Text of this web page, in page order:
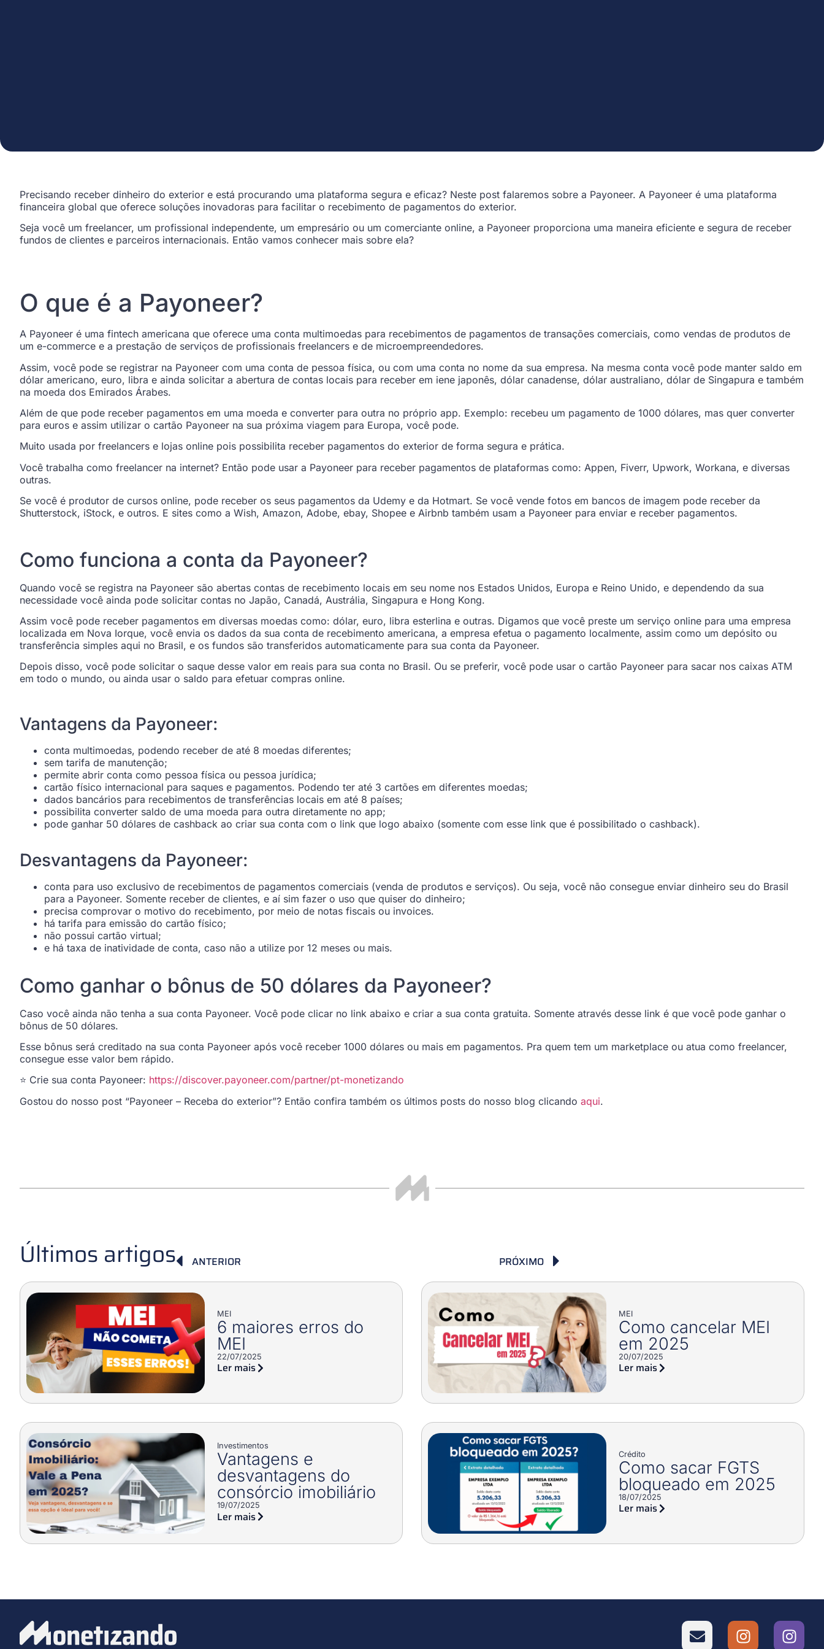
Precisando receber dinheiro do exterior e está procurando uma plataforma segura e eficaz? Neste post falaremos sobre a Payoneer. A Payoneer é uma plataforma
financeira global que oferece soluções inovadoras para facilitar o recebimento de pagamentos do exterior.
Seja você um freelancer, um profissional independente, um empresário ou um comerciante online, a Payoneer proporciona uma maneira eficiente e segura de receber
fundos de clientes e parceiros internacionais. Então vamos conhecer mais sobre ela?
O que é a Payoneer?
A Payoneer é uma fintech americana que oferece uma conta multimoedas para recebimentos de pagamentos de transações comerciais, como vendas de produtos de
um e-commerce e a prestação de serviços de profissionais freelancers e de microempreendedores.
Assim, você pode se registrar na Payoneer com uma conta de pessoa física, ou com uma conta no nome da sua empresa. Na mesma conta você pode manter saldo em
dólar americano, euro, libra e ainda solicitar a abertura de contas locais para receber em iene japonês, dólar canadense, dólar australiano, dólar de Singapura e também
na moeda dos Emirados Árabes.
Além de que pode receber pagamentos em uma moeda e converter para outra no próprio app. Exemplo: recebeu um pagamento de 1000 dólares, mas quer converter
para euros e assim utilizar o cartão Payoneer na sua próxima viagem para Europa, você pode.
Muito usada por freelancers e lojas online pois possibilita receber pagamentos do exterior de forma segura e prática.
Você trabalha como freelancer na internet? Então pode usar a Payoneer para receber pagamentos de plataformas como: Appen, Fiverr, Upwork, Workana, e diversas
outras.
Se você é produtor de cursos online, pode receber os seus pagamentos da Udemy e da Hotmart. Se você vende fotos em bancos de imagem pode receber da
Shutterstock, iStock, e outros. E sites como a Wish, Amazon, Adobe, ebay, Shopee e Airbnb também usam a Payoneer para enviar e receber pagamentos.
Como funciona a conta da Payoneer?
Quando você se registra na Payoneer são abertas contas de recebimento locais em seu nome nos Estados Unidos, Europa e Reino Unido, e dependendo da sua
necessidade você ainda pode solicitar contas no Japão, Canadá, Austrália, Singapura e Hong Kong.
Assim você pode receber pagamentos em diversas moedas como: dólar, euro, libra esterlina e outras. Digamos que você preste um serviço online para uma empresa
localizada em Nova Iorque, você envia os dados da sua conta de recebimento americana, a empresa efetua o pagamento localmente, assim como um depósito ou
transferência simples aqui no Brasil, e os fundos são transferidos automaticamente para sua conta da Payoneer.
Depois disso, você pode solicitar o saque desse valor em reais para sua conta no Brasil. Ou se preferir, você pode usar o cartão Payoneer para sacar nos caixas ATM
em todo o mundo, ou ainda usar o saldo para efetuar compras online.
Vantagens da Payoneer:
conta multimoedas, podendo receber de até 8 moedas diferentes;
sem tarifa de manutenção;
permite abrir conta como pessoa física ou pessoa jurídica;
cartão físico internacional para saques e pagamentos. Podendo ter até 3 cartões em diferentes moedas;
dados bancários para recebimentos de transferências locais em até 8 países;
possibilita converter saldo de uma moeda para outra diretamente no app;
pode ganhar 50 dólares de cashback ao criar sua conta com o link que logo abaixo (somente com esse link que é possibilitado o cashback).
Desvantagens da Payoneer:
conta para uso exclusivo de recebimentos de pagamentos comerciais (venda de produtos e serviços). Ou seja, você não consegue enviar dinheiro seu do Brasil
para a Payoneer. Somente receber de clientes, e aí sim fazer o uso que quiser do dinheiro;
precisa comprovar o motivo do recebimento, por meio de notas fiscais ou invoices.
há tarifa para emissão do cartão físico;
não possui cartão virtual;
e há taxa de inatividade de conta, caso não a utilize por 12 meses ou mais.
Como ganhar o bônus de 50 dólares da Payoneer?
Caso você ainda não tenha a sua conta Payoneer. Você pode clicar no link abaixo e criar a sua conta gratuita. Somente através desse link é que você pode ganhar o
bônus de 50 dólares.
Esse bônus será creditado na sua conta Payoneer após você receber 1000 dólares ou mais em pagamentos. Pra quem tem um marketplace ou atua como freelancer,
consegue esse valor bem rápido.
⭐ Crie sua conta Payoneer: https://discover.payoneer.com/partner/pt-monetizando
Gostou do nosso post “Payoneer – Receba do exterior”? Então confira também os últimos posts do nosso blog clicando aqui.
Últimos artigos ANTERIOR PRÓXIMO
MEI
6 maiores erros do
MEI
22/07/2025
Ler mais
MEI
Como cancelar MEI
em 2025
20/07/2025
Ler mais
Investimentos
Vantagens e
desvantagens do
consórcio imobiliário
19/07/2025
Ler mais
Crédito
Como sacar FGTS
bloqueado em 2025
18/07/2025
Ler mais